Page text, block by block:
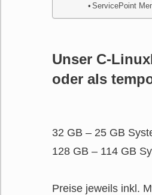
ServicePoint
Unser C-
oder als
32 GB – 25 GB
128 GB – 114 GB
Preise jeweils inkl.